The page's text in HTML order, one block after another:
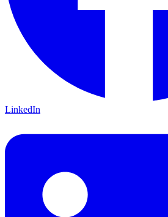
LinkedIn